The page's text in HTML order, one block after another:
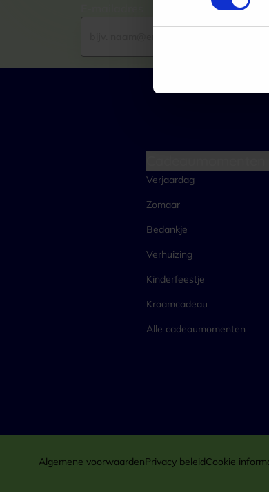
Verjaardag
Zomaar
Bedankje
Verhuizing
Kinderfeestje
Kraamcadeau
Alle cadeaumomenten
Algemene voorwaardenPrivacy beleidCookie